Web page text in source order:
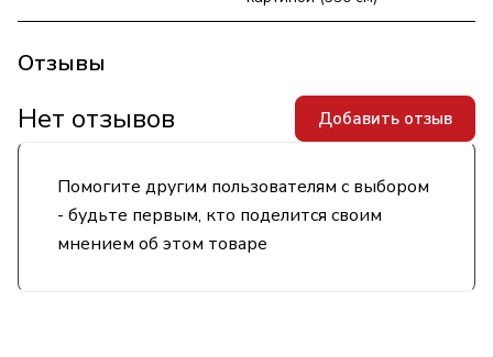
Отзывы
Помогите другим пользователям с выбором
- будьте первым, кто поделится своим
мнением об этом товаре
Нет отзывов Добавить отзыв